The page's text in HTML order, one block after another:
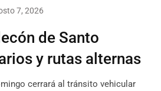
7, 2026
de Santo
y rutas alternas
cerrará al tránsito vehicular